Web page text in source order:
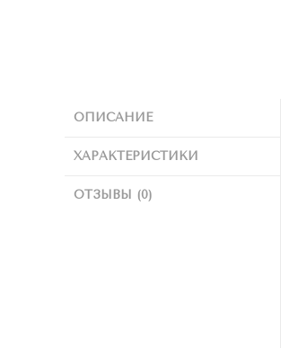
ОПИСАНИЕ
ХАРАКТЕРИСТИКИ
ОТЗЫВЫ (0)